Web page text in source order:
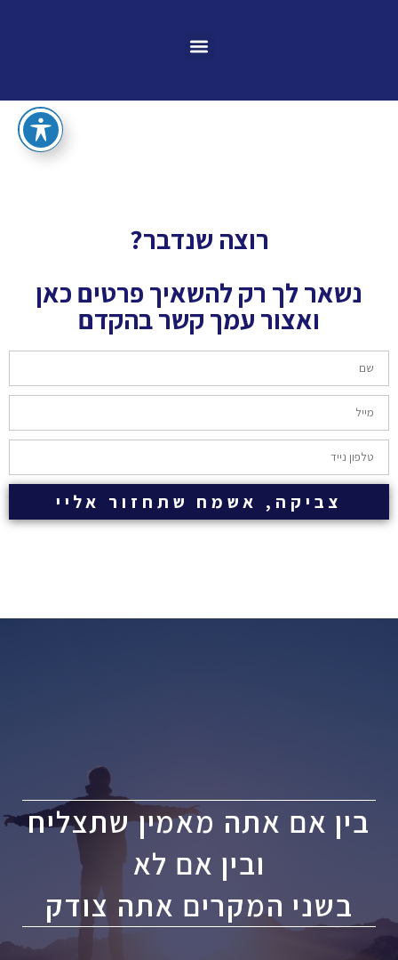
רוצה שנדבר?
נשאר לך רק להשאיך פרטים כאן
ואצור עמך קשר בהקדם
צביקה, אשמח שתחזור אליי
בין אם אתה מאמין שתצליח
ובין אם לא
בשני המקרים אתה צודק